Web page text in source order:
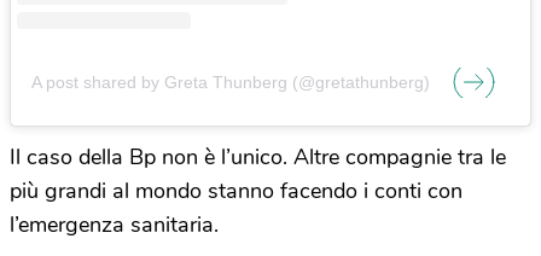
A post shared by Greta Thunberg (@gretathunberg)
Il caso della Bp non è l’unico. Altre compagnie tra le
più grandi al mondo stanno facendo i conti con
l’emergenza sanitaria.